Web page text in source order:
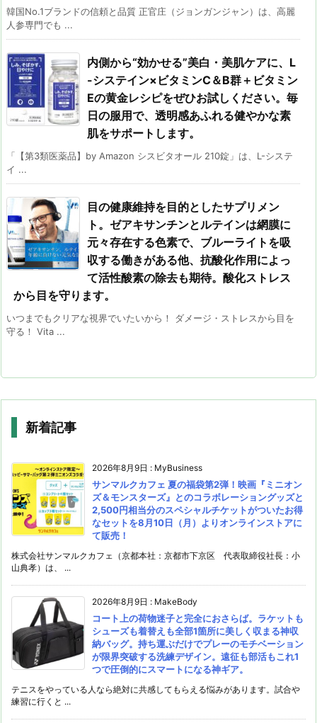
韓国No.1ブランドの信頼と品質 正官庄（ジョンガンジャン）は、高麗
人参専門でも ...
内側から“効かせる”美白・美肌ケアに、L
-システイン×ビタミンC＆B群＋ビタミン
Eの黄金レシピをぜひお試しください。毎
日の服用で、透明感あふれる健やかな素
肌をサポートします。
「【第3類医薬品】by Amazon シスビタオール 210錠」は、L-システ
イ ...
目の健康維持を目的としたサプリメン
ト。ゼアキサンチンとルテインは網膜に
元々存在する色素で、ブルーライトを吸
収する働きがある他、抗酸化作用によっ
て活性酸素の除去も期待。酸化ストレス
から目を守ります。
いつまでもクリアな視界でいたいから！ ダメージ・ストレスから目を
守る！ Vita ...
新着記事
2026年8月9日 : MyBusiness
サンマルクカフェ 夏の福袋第2弾！映画『ミニオン
ズ＆モンスターズ』とのコラボレーショングッズと
2,500円相当分のスペシャルチケットがついたお得
なセットを8月10日（月）よりオンラインストアに
て販売！
株式会社サンマルクカフェ（京都本社：京都市下京区 代表取締役社長：小
山典孝）は、 ...
2026年8月9日 : MakeBody
コート上の荷物迷子と完全におさらば。ラケットも
シューズも着替えも全部1箇所に美しく収まる神収
納バッグ。持ち運ぶだけでプレーのモチベーション
が限界突破する洗練デザイン。遠征も部活もこれ1
つで圧倒的にスマートになる神ギア。
テニスをやっている人なら絶対に共感してもらえる悩みがあります。試合や
練習に行くと ...